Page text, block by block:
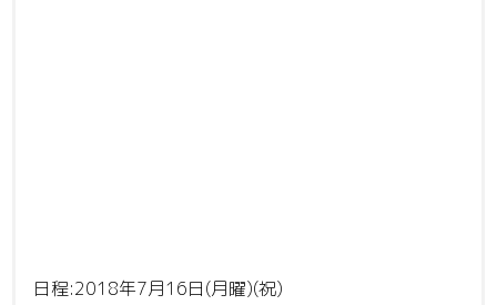
日程:2018年7月16日(月曜)(祝)